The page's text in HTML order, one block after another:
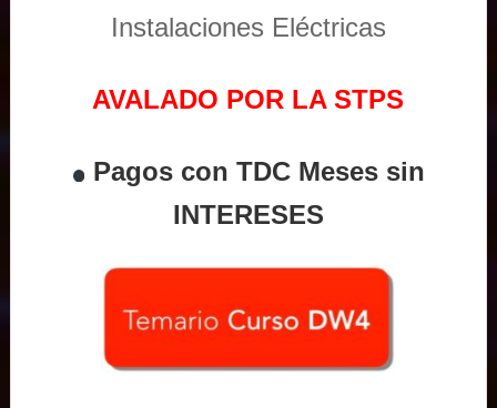
Instalaciones Eléctricas
AVALADO POR LA STPS
Pagos con TDC Meses sin
INTERESES